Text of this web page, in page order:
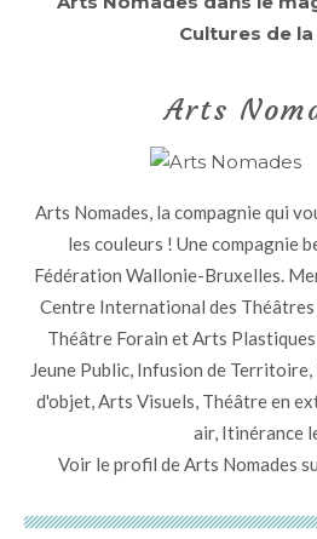
Cultures de la
Arts
Arts Nomades, la compagnie qui
les couleurs ! Une compagnie
Fédération Wallonie-Bruxelles.
Centre International des
Théâtre Forain et Arts
Jeune Public, Infusion de
d'objet, Arts Visuels, Théâtre en
air, Itinérance
Voir le profil deArts Nomades